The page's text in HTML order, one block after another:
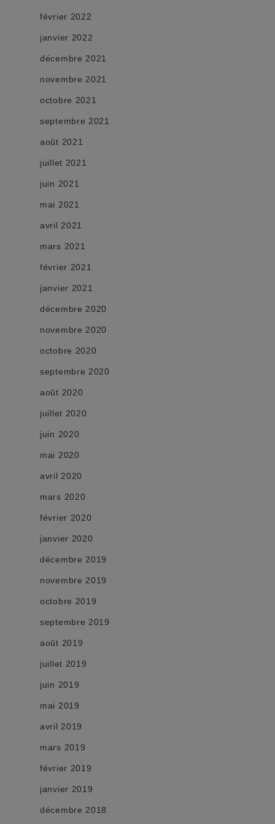
février 2022
janvier 2022
décembre 2021
novembre 2021
octobre 2021
septembre 2021
août 2021
juillet 2021
juin 2021
mai 2021
avril 2021
mars 2021
février 2021
janvier 2021
décembre 2020
novembre 2020
octobre 2020
septembre 2020
août 2020
juillet 2020
juin 2020
mai 2020
avril 2020
mars 2020
février 2020
janvier 2020
décembre 2019
novembre 2019
octobre 2019
septembre 2019
août 2019
juillet 2019
juin 2019
mai 2019
avril 2019
mars 2019
février 2019
janvier 2019
décembre 2018